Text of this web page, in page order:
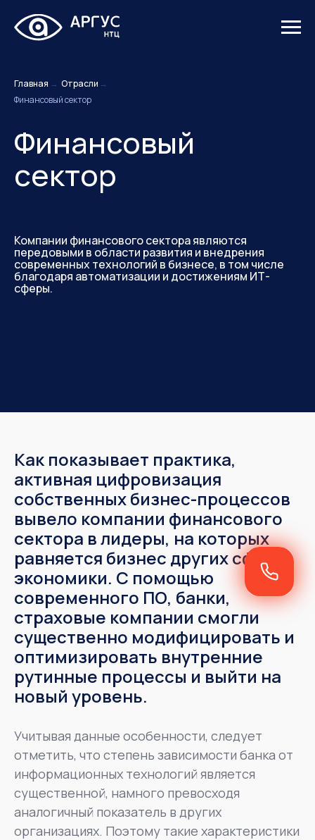
Финансовый
сектор
Компании финансового сектора являются
передовыми в области развития и внедрения
современных технологий в бизнесе, в том числе
благодаря автоматизации и достижениям ИТ-
сферы.
→
Главная
Отрасли
Финансовый сектор
→
Как показывает практика,
активная цифровизация
собственных бизнес-процессов
вывело компании финансового
сектора в лидеры, на которых
равняется бизнес других сфер
экономики. С помощью
современного ПО, банки,
страховые компании смогли
существенно модифицировать и
оптимизировать внутренние
рутинные процессы и выйти на
новый уровень.
Учитывая данные особенности, следует
отметить, что степень зависимости банка от
информационных технологий является
существенной, намного превосходя
аналогичный показатель в других
организациях. Поэтому такие характеристики